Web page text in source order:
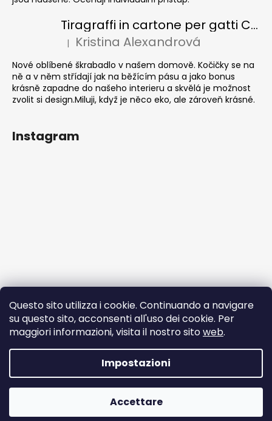
Questo sito utilizza i cookie. Continuando a navigare
su questo sito, acconsenti all'uso dei cookie. Per
maggiori informazioni, visita il nostro sitoweb.
Impostazioni
Accettare
Tiragraffi in cartone per gatti CUBE Colour
La valutazione del prodotto è 5 su 5 stelle.
| Kristina Alexandrová
Nové oblíbené škrabadlo v našem domově. Kočičky se na
ně a v něm střídají jak na běžícím pásu a jako bonus
krásně zapadne do našeho interieru a skvělá je možnost
zvolit si design.Miluji, když je něco eko, ale zároveň krásné.
Instagram
ekomazlicek.cz. Tutti i diritti riservati.